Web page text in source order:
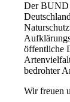
Der BUND
öffentliche
bedrohter
Wir freuen